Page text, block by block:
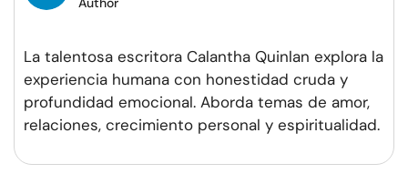
La talentosa escritora Calantha Quinlan explora la
experiencia humana con honestidad cruda y
profundidad emocional. Aborda temas de amor,
relaciones, crecimiento personal y espiritualidad.